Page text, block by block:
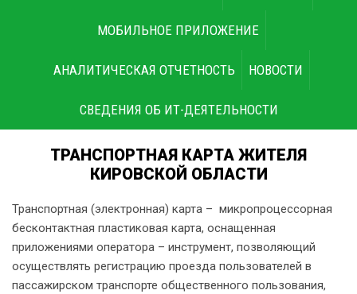
МОБИЛЬНОЕ ПРИЛОЖЕНИЕ
АНАЛИТИЧЕСКАЯ ОТЧЕТНОСТЬ НОВОСТИ
СВЕДЕНИЯ ОБ ИТ-ДЕЯТЕЛЬНОСТИ
ТРАНСПОРТНАЯ КАРТА ЖИТЕЛЯ
КИРОВСКОЙ ОБЛАСТИ
Транспортная (электронная) карта – микропроцессорная
бесконтактная пластиковая карта, оснащенная
приложениями оператора – инструмент, позволяющий
осуществлять регистрацию проезда пользователей в
пассажирском транспорте общественного пользования,